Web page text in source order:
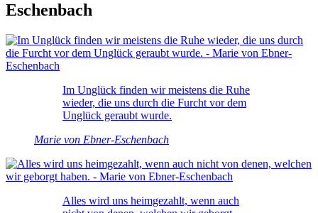
Eschenbach
Im Unglück finden wir meistens die Ruhe
wieder, die uns durch die Furcht vor dem
Unglück geraubt wurde.
Marie von Ebner-Eschenbach
Alles wird uns heimgezahlt, wenn auch